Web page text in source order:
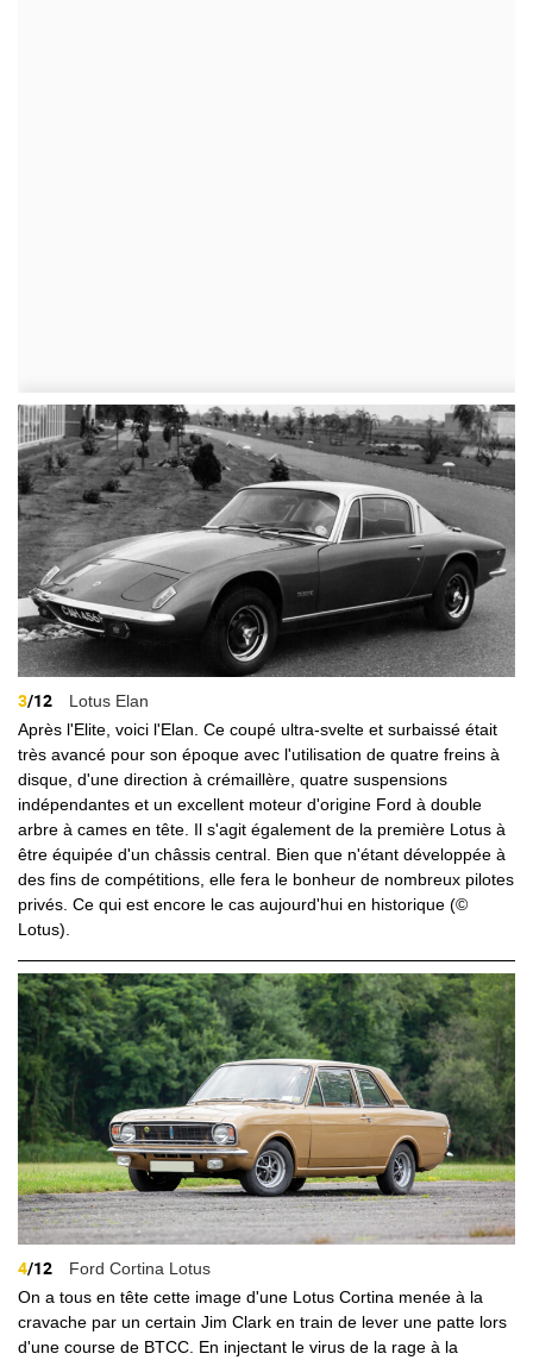
3/12
Lotus Elan
Après l'Elite, voici l'Elan. Ce coupé ultra-svelte et surbaissé était
très avancé pour son époque avec l'utilisation de quatre freins à
disque, d'une direction à crémaillère, quatre suspensions
indépendantes et un excellent moteur d'origine Ford à double
arbre à cames en tête. Il s'agit également de la première Lotus à
être équipée d'un châssis central. Bien que n'étant développée à
des fins de compétitions, elle fera le bonheur de nombreux pilotes
privés. Ce qui est encore le cas aujourd'hui en historique (©
Lotus).
4/12
Ford Cortina Lotus
On a tous en tête cette image d'une Lotus Cortina menée à la
cravache par un certain Jim Clark en train de lever une patte lors
d'une course de BTCC. En injectant le virus de la rage à la